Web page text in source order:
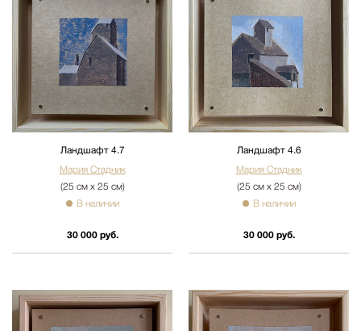
Ландшафт 4.7
Мария Стадник
(25 см х 25 см)
В наличии
30 000 руб.
Ландшафт 4.6
Мария Стадник
(25 см х 25 см)
В наличии
30 000 руб.